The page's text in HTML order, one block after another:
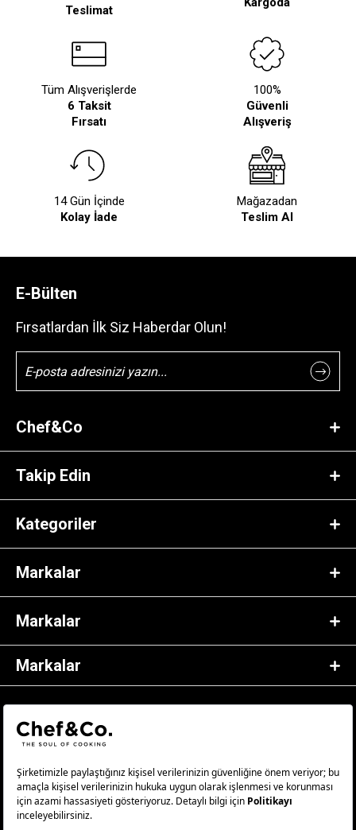
Teslimat
Tüm Alışverişlerde
6 Taksit
Fırsatı
100%
Güvenli
Alışveriş
14 Gün İçinde
Kolay İade
Mağazadan
Teslim Al
E-Bülten
Fırsatlardan İlk Siz Haberdar Olun!
Chef&Co
Takip Edin
Kategoriler
Markalar
Markalar
Markalar